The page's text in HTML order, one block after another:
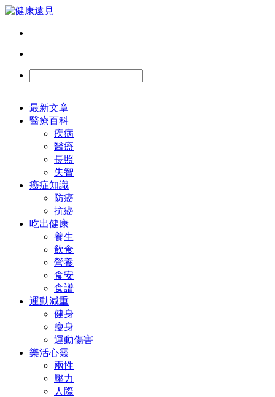
最新文章
醫療百科
疾病
醫療
長照
失智
癌症知識
防癌
抗癌
吃出健康
養生
飲食
營養
食安
食譜
運動減重
健身
瘦身
運動傷害
樂活心靈
兩性
壓力
人際